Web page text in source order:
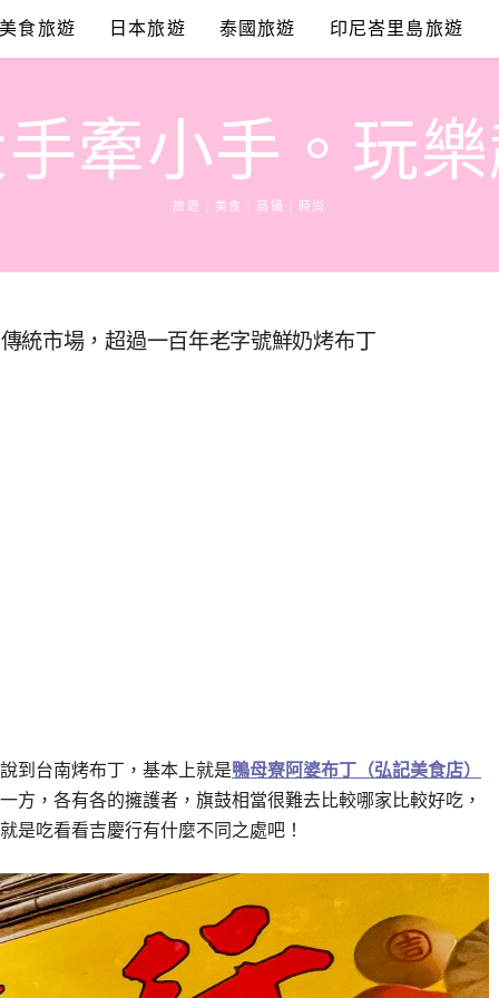
食旅遊 日本旅遊 泰國旅遊 印尼峇里島旅遊
牽小手。玩
旅遊 | 美食 | 商攝 | 時尚
統市場，超過一百年老字號鮮奶烤布丁
到台南烤布丁，基本上就是鴨母寮阿婆布丁（弘記美食店）
方，各有各的擁護者，旗鼓相當很難去比較哪家比較好吃，
是吃看看吉慶行有什麼不同之處吧！